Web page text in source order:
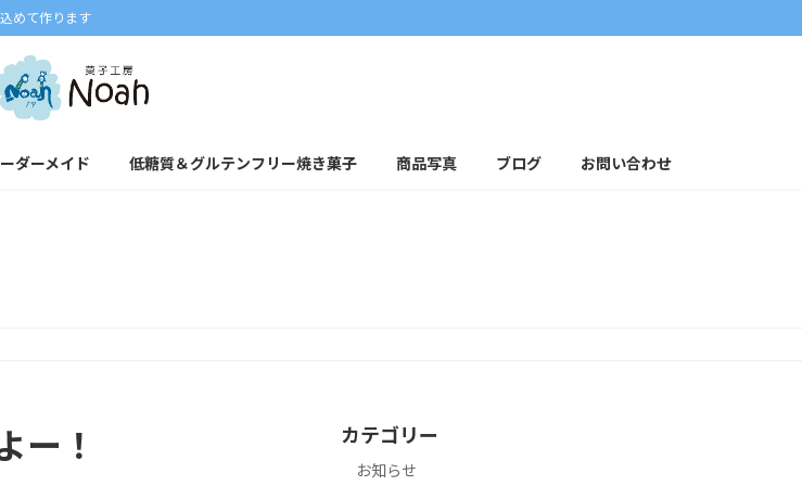
めて作ります
ダーメイド 低糖質＆グルテンフリー焼き菓子 商品写真 ブログ お問い合わせ
ー！ カテゴリー
お知らせ